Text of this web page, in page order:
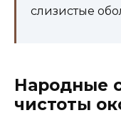
слизистые
Народные
чистоты